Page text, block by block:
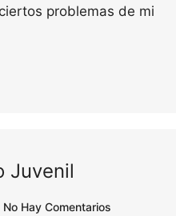
problemas de mi
Juvenil
No Hay Comentarios